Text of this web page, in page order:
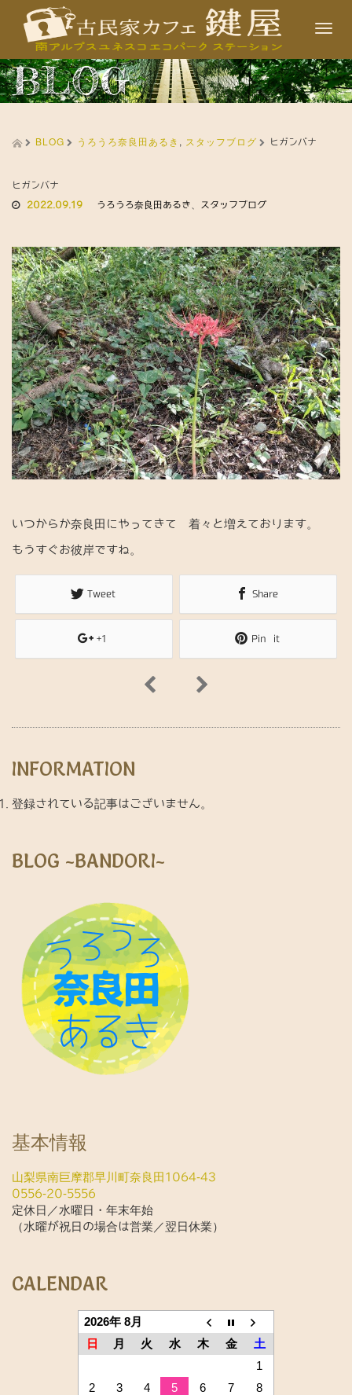
T
o
g
g
g
a
t
i
o
n
BLOG
BLOG うろうろ奈良田あるき , スタッフブログ ヒガンバナ
ヒガンバナ
2022.09.19 うろうろ奈良田あるき スタッフブログ
いつからか奈良田にやってきて 着々と増えております。
もうすぐお彼岸ですね。
Tweet Share
+1 Pin it
INFORMATION
登録されている記事はございません。
BLOG ~BANDORI~
基本情報
山梨県南巨摩郡早川町奈良田1064-43
0556-20-5556
定休日／水曜日・年末年始
（水曜が祝日の場合は営業／翌日休業）
CALENDAR
2026年 8月
日
月 火 水 木 金
土
1
2
3 4 5 6 7
8